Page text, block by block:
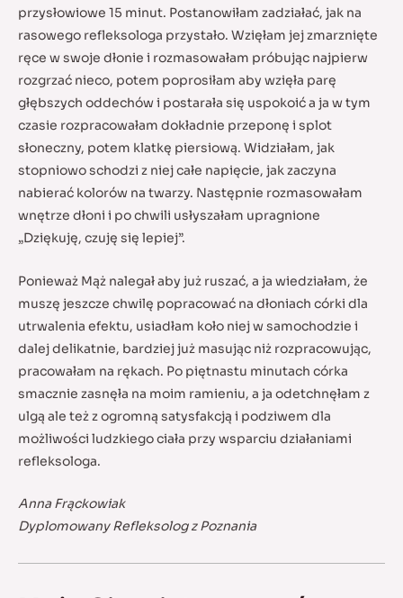
przysłowiowe 15 minut. Postanowiłam zadziałać, jak na
rasowego refleksologa przystało. Wzięłam jej zmarznięte
ręce w swoje dłonie i rozmasowałam próbując najpierw
rozgrzać nieco, potem poprosiłam aby wzięła parę
głębszych oddechów i postarała się uspokoić a ja w tym
czasie rozpracowałam dokładnie przeponę i splot
słoneczny, potem klatkę piersiową. Widziałam, jak
stopniowo schodzi z niej całe napięcie, jak zaczyna
nabierać kolorów na twarzy. Następnie rozmasowałam
wnętrze dłoni i po chwili usłyszałam upragnione
„Dziękuję, czuję się lepiej”.
Ponieważ Mąż nalegał aby już ruszać, a ja wiedziałam, że
muszę jeszcze chwilę popracować na dłoniach córki dla
utrwalenia efektu, usiadłam koło niej w samochodzie i
dalej delikatnie, bardziej już masując niż rozpracowując,
pracowałam na rękach. Po piętnastu minutach córka
smacznie zasnęła na moim ramieniu, a ja odetchnęłam z
ulgą ale też z ogromną satysfakcją i podziwem dla
możliwości ludzkiego ciała przy wsparciu działaniami
refleksologa.
Anna Frąckowiak
Dyplomowany Refleksolog z Poznania